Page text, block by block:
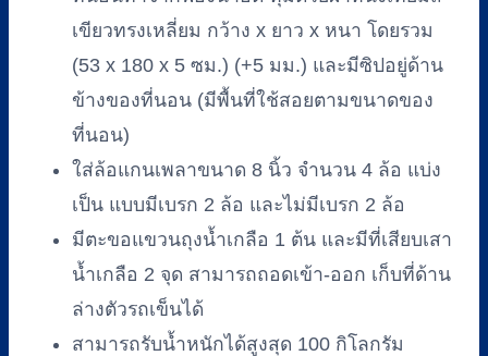
เขียวทรงเหลี่ยม กว้าง x ยาว x หนา โดยรวม
(53 x 180 x 5 ซม.) (+5 มม.) และมีซิปอยู่ด้าน
ข้างของที่นอน (มีพื้นที่ใช้สอยตามขนาดของ
ที่นอน)
ใส่ล้อแกนเพลาขนาด 8 นิ้ว จำนวน 4 ล้อ แบ่ง
เป็น แบบมีเบรก 2 ล้อ และไม่มีเบรก 2 ล้อ
มีตะขอแขวนถุงน้ำเกลือ 1 ต้น และมีที่เสียบเสา
น้ำเกลือ 2 จุด สามารถถอดเข้า-ออก เก็บที่ด้าน
ล่างตัวรถเข็นได้
สามารถรับน้ำหนักได้สูงสุด 100 กิโลกรัม